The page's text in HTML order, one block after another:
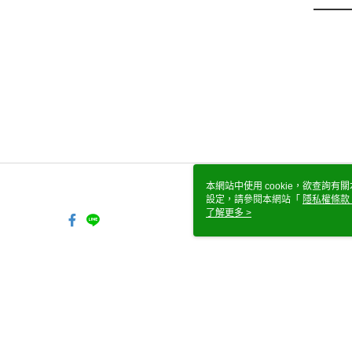
本網站中使用 cookie，欲查詢有
設定，請參閱本網站「 隱私權條款
使用 cookie。
了解更多 >